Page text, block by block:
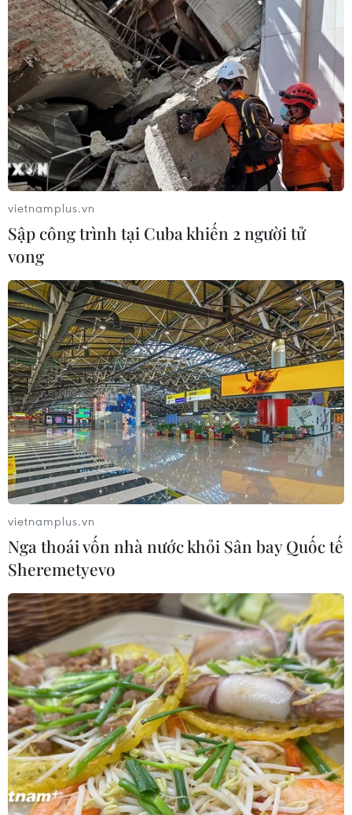
vietnamplus.vn
Sập công trình tại Cuba khiến 2 người tử
vong
vietnamplus.vn
Nga thoái vốn nhà nước khỏi Sân bay Quốc tế
Sheremetyevo